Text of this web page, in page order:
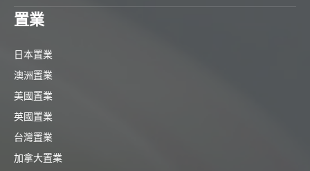
置業
日本置業
澳洲置業
美國置業
英國置業
台灣置業
加拿大置業